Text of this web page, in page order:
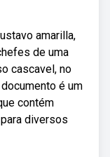
amarilla,
de uma
cascavel, no
é um
contém
diversos